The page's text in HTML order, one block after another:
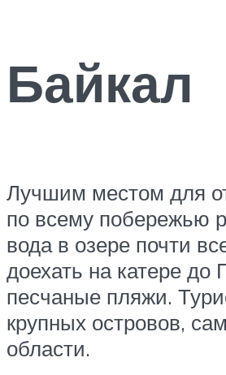
Байкал
Лучшим местом для
по всему побережью
вода в озере почти
доехать на катере
песчаные пляжи.
крупных островов,
области.